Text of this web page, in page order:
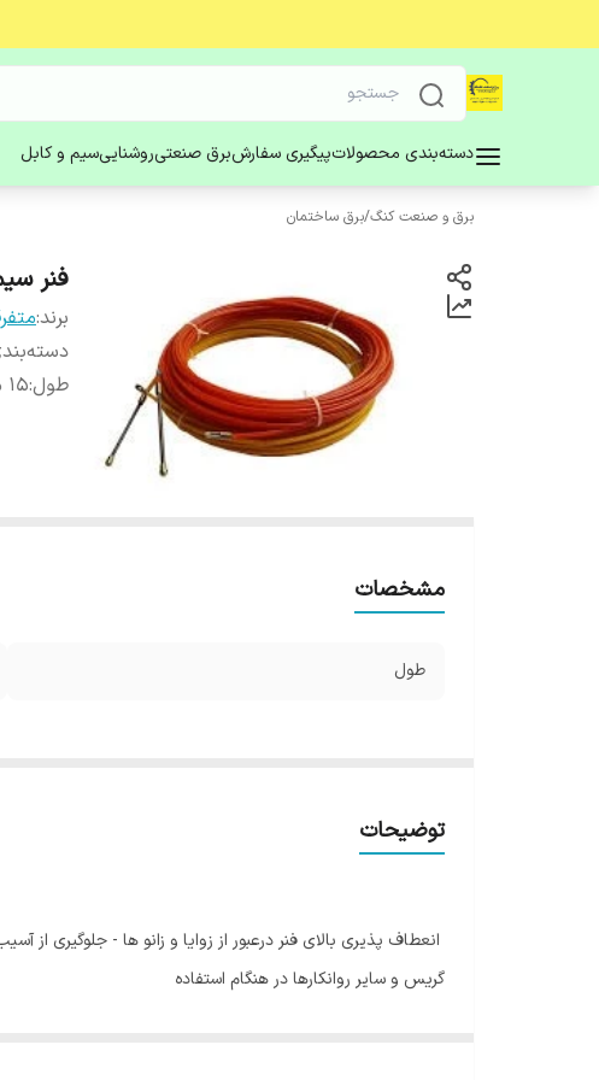
دسته‌بندی محصولاتپیگیری سفارشبرق صنعتیروشناییسیم و کابل
برق و صنعت کنگ/برق ساختمان
فنر سیم
برند:
طول:15 متری
مشخصات
طول
توضیحات
انعطاف پذیری بالای فنر درعبور از زوایا و زانو ها -
گریس و سایر روانکارها در هنگام استفاده